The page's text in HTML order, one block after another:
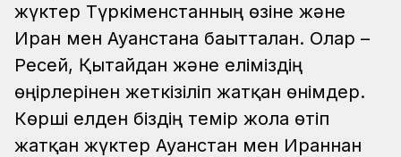
жүктер Түркіменстанның өзіне және
Иран мен Ауғанстанға бағытталған. Олар –
Ресей, Қытайдан және еліміздің
өңірлерінен жеткізіліп жатқан өнімдер.
Көрші елден біздің темір жолға өтіп
жатқан жүктер Ауғанстан мен Ираннан